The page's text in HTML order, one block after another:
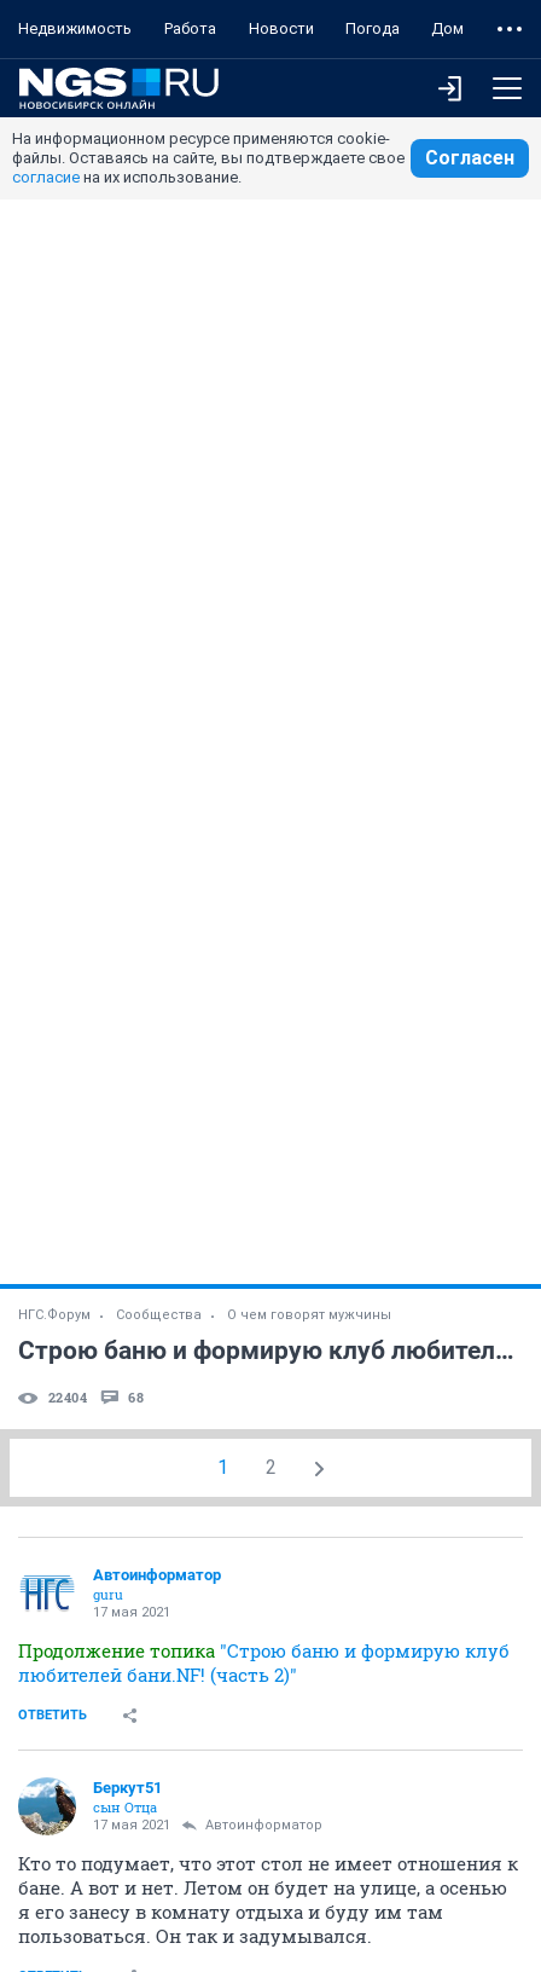
Недвижимость Работа Новости Погода Дом
На информационном ресурсе применяются cookie-
файлы. Оставаясь на сайте, вы подтверждаете свое
согласие на их использование.
Согласен
НГС.Форум Сообщества О чем говорят мужчины
Строю баню и формирую клуб любителей бани.NF! (часть 3)
22404 68
1 2
Автоинформатор
guru
17 мая 2021
Продолжение топика "Строю баню и формирую клуб
любителей бани.NF! (часть 2)"
ОТВЕТИТЬ
Беркут51
сын Отца
17 мая 2021 Автоинформатор
Кто то подумает, что этот стол не имеет отношения к
бане. А вот и нет. Летом он будет на улице, а осенью
я его занесу в комнату отдыха и буду им там
пользоваться. Он так и задумывался.